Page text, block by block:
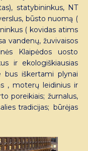
statybininkus, NT
būsto nuomą (
( kovidas atims
vandenų, žuvivaisos
Klaipėdos uosto
ir ekologiškiausias
iškertami plynai
, moterų leidinius ir
poreikiais; žurnalus,
tradicijas; būrėjas